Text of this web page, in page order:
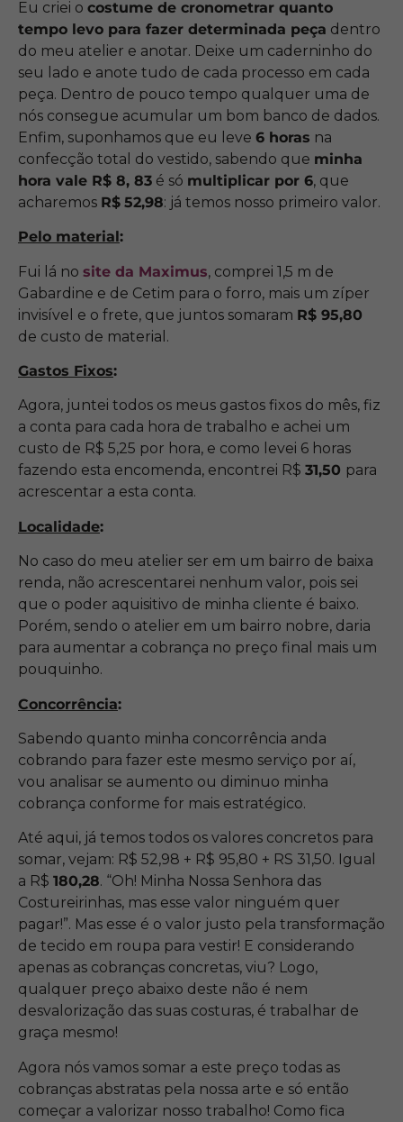
Eu criei o costume de cronometrar quanto
tempo levo para fazer determinada peça dentro
do meu atelier e anotar. Deixe um caderninho do
seu lado e anote tudo de cada processo em cada
peça. Dentro de pouco tempo qualquer uma de
nós consegue acumular um bom banco de dados.
Enfim, suponhamos que eu leve 6 horas na
confecção total do vestido, sabendo que minha
hora vale R$ 8, 83 é só multiplicar por 6, que
acharemos R$ 52,98: já temos nosso primeiro valor.
Pelo material :
Fui lá no site da Maximus, comprei 1,5 m de
Gabardine e de Cetim para o forro, mais um zíper
invisível e o frete, que juntos somaram R$ 95,80
de custo de material.
Gastos Fixos:
Agora, juntei todos os meus gastos fixos do mês, fiz
a conta para cada hora de trabalho e achei um
custo de R$ 5,25 por hora, e como levei 6 horas
fazendo esta encomenda, encontrei R$ 31,50 para
acrescentar a esta conta.
Localidade:
No caso do meu atelier ser em um bairro de baixa
renda, não acrescentarei nenhum valor, pois sei
que o poder aquisitivo de minha cliente é baixo.
Porém, sendo o atelier em um bairro nobre, daria
para aumentar a cobrança no preço final mais um
pouquinho.
Concorrência:
Sabendo quanto minha concorrência anda
cobrando para fazer este mesmo serviço por aí,
vou analisar se aumento ou diminuo minha
cobrança conforme for mais estratégico.
Até aqui, já temos todos os valores concretos para
somar, vejam: R$ 52,98 + R$ 95,80 + RS 31,50. Igual
a R$ 180,28. “Oh! Minha Nossa Senhora das
Costureirinhas, mas esse valor ninguém quer
pagar!”. Mas esse é o valor justo pela transformação
de tecido em roupa para vestir! E considerando
apenas as cobranças concretas, viu? Logo,
qualquer preço abaixo deste não é nem
desvalorização das suas costuras, é trabalhar de
graça mesmo!
Agora nós vamos somar a este preço todas as
cobranças abstratas pela nossa arte e só então
começar a valorizar nosso trabalho! Como fica